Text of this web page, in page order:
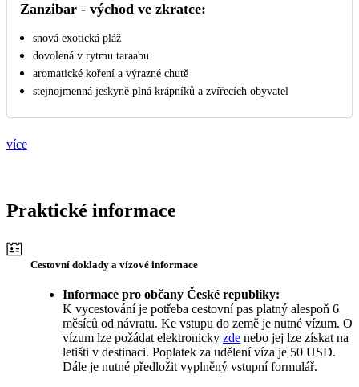
Zanzibar - východ ve zkratce:
snová exotická pláž
dovolená v rytmu taraabu
aromatické koření a výrazné chutě
stejnojmenná jeskyně plná krápníků a zvířecích obyvatel
více
Praktické informace
Cestovní doklady a vízové informace
Informace pro občany České republiky:
K vycestování je potřeba cestovní pas platný alespoň 6
měsíců od návratu. Ke vstupu do země je nutné vízum. O
vízum lze požádat elektronicky zde nebo jej lze získat na
letišti v destinaci. Poplatek za udělení víza je 50 USD.
Dále je nutné předložit vyplněný vstupní formulář.